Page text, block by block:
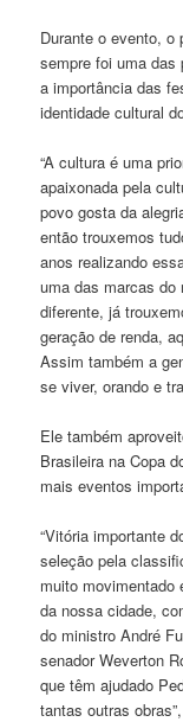
Durante o evento, o
sempre foi uma das
a importância das
identidade cultural
“A cultura é uma
apaixonada pela
povo gosta da
então trouxemos
anos realizando
uma das marcas do
diferente, já
geração de renda,
Assim também a
se viver, orando e
Ele também
Brasileira na Copa
mais eventos
“Vitória importante
seleção pela
muito movimentado
da nossa cidade,
do ministro André
senador Weverton
que têm ajudado
tantas outras